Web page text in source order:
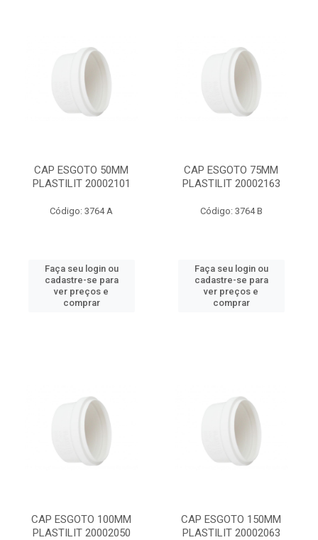
CAP ESGOTO 50MM
PLASTILIT 20002101
Código: 3764 A
Faça seu login ou
cadastre-se para
ver preços e
comprar
CAP ESGOTO 75MM
PLASTILIT 20002163
Código: 3764 B
Faça seu login ou
cadastre-se para
ver preços e
comprar
CAP ESGOTO 100MM
PLASTILIT 20002050
CAP ESGOTO 150MM
PLASTILIT 20002063